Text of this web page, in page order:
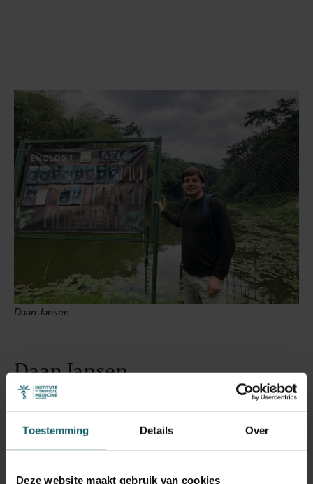
Toestemming Details Over
Deze website maakt gebruik van cookies
Daan Jansen
Daan Jansen
Mpox is een heropduikende infectieziekte die een
vooral in Centraal-Afrika, waar het aantal gevallen snel
toeneemt. Onderzoek heeft aangetoond dat het